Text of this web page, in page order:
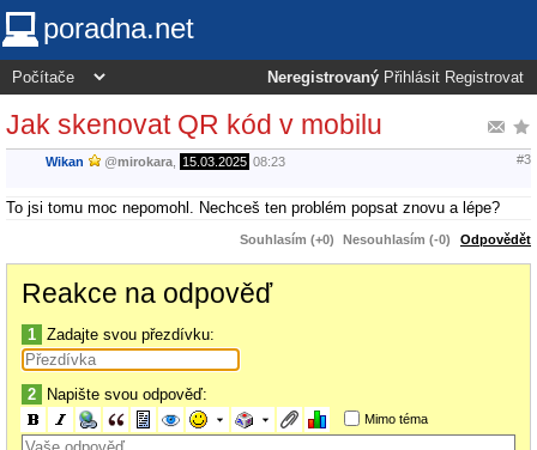
poradna.net
Neregistrovaný Přihlásit Registrovat
Jak skenovat QR kód v mobilu
Wikan @mirokara 15.03.2025 08:23 #3
To jsi tomu moc nepomohl. Nechceš ten problém popsat znovu a lépe?
Souhlasím (+0) Nesouhlasím (-0) Odpovědět
Reakce na odpověď
1 Zadajte svou přezdívku:
2 Napište svou odpověď:
Mimo téma